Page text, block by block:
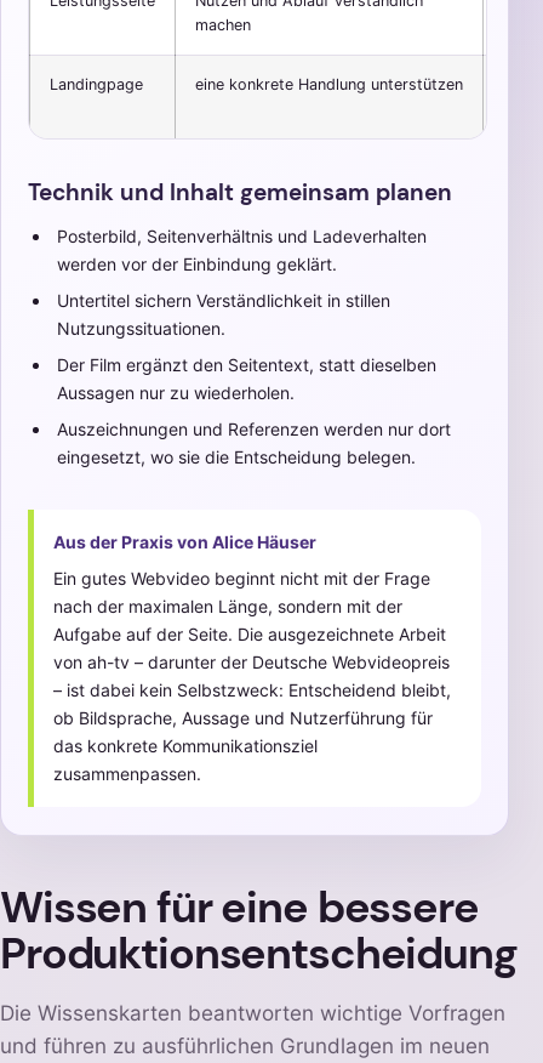
machen
Landingpage eine konkrete Handlung unterstützen
Technik und Inhalt gemeinsam planen
Posterbild, Seitenverhältnis und Ladeverhalten
werden vor der Einbindung geklärt.
Untertitel sichern Verständlichkeit in stillen
Nutzungssituationen.
Der Film ergänzt den Seitentext, statt dieselben
Aussagen nur zu wiederholen.
Auszeichnungen und Referenzen werden nur dort
eingesetzt, wo sie die Entscheidung belegen.
Aus der Praxis von Alice Häuser
Ein gutes Webvideo beginnt nicht mit der Frage
nach der maximalen Länge, sondern mit der
Aufgabe auf der Seite. Die ausgezeichnete Arbeit
von ah-tv – darunter der Deutsche Webvideopreis
– ist dabei kein Selbstzweck: Entscheidend bleibt,
ob Bildsprache, Aussage und Nutzerführung für
das konkrete Kommunikationsziel
zusammenpassen.
Wissen für eine bessere
Produktionsentscheidung
Die Wissenskarten beantworten wichtige Vorfragen
und führen zu ausführlichen Grundlagen im neuen